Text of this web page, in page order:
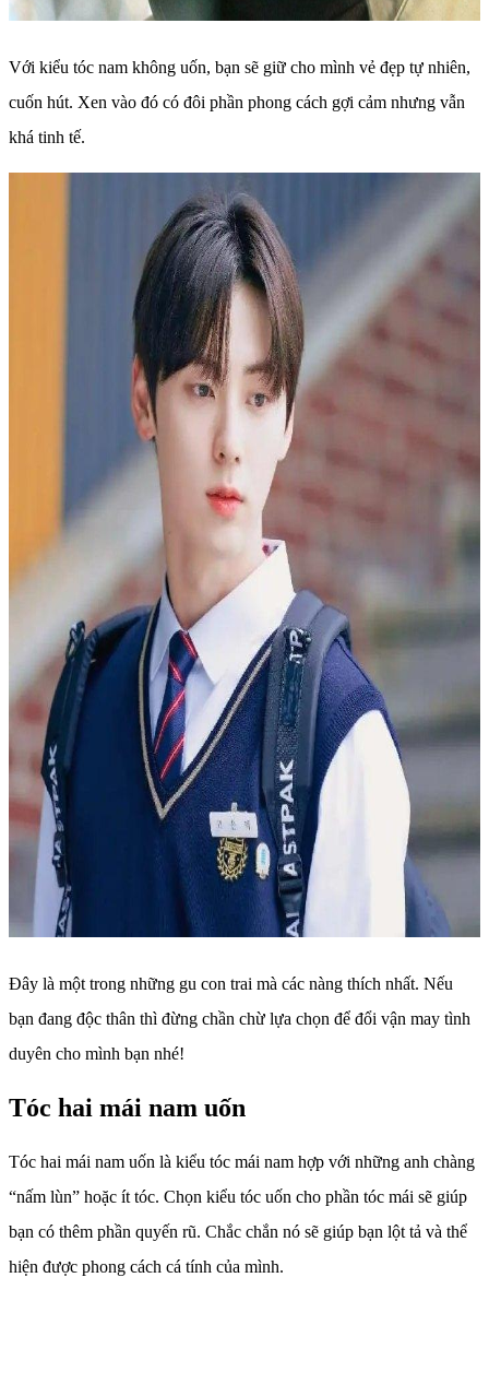
Với kiểu tóc nam không uốn, bạn sẽ giữ cho mình vẻ đẹp tự nhiên,
cuốn hút. Xen vào đó có đôi phần phong cách gợi cảm nhưng vẫn
khá tinh tế.
Đây là một trong những gu con trai mà các nàng thích nhất. Nếu
bạn đang độc thân thì đừng chần chừ lựa chọn để đổi vận may tình
duyên cho mình bạn nhé!
Tóc hai mái nam uốn
Tóc hai mái nam uốn là kiểu tóc mái nam hợp với những anh chàng
“nấm lùn” hoặc ít tóc. Chọn kiểu tóc uốn cho phần tóc mái sẽ giúp
bạn có thêm phần quyến rũ. Chắc chắn nó sẽ giúp bạn lột tả và thể
hiện được phong cách cá tính của mình.